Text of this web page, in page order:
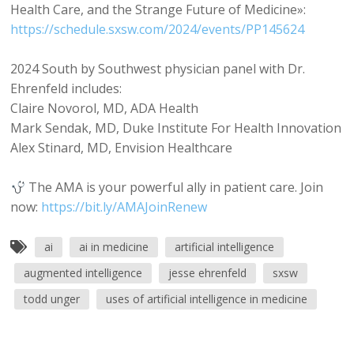
Health Care, and the Strange Future of Medicine»:
https://schedule.sxsw.com/2024/events/PP145624
2024 South by Southwest physician panel with Dr.
Ehrenfeld includes:
Claire Novorol, MD, ADA Health
Mark Sendak, MD, Duke Institute For Health Innovation
Alex Stinard, MD, Envision Healthcare
The AMA is your powerful ally in patient care. Join
now: https://bit.ly/AMAJoinRenew
ai ai in medicine
artificial intelligence
augmented intelligence
jesse ehrenfeld
sxsw
todd unger
uses of artificial intelligence in medicine